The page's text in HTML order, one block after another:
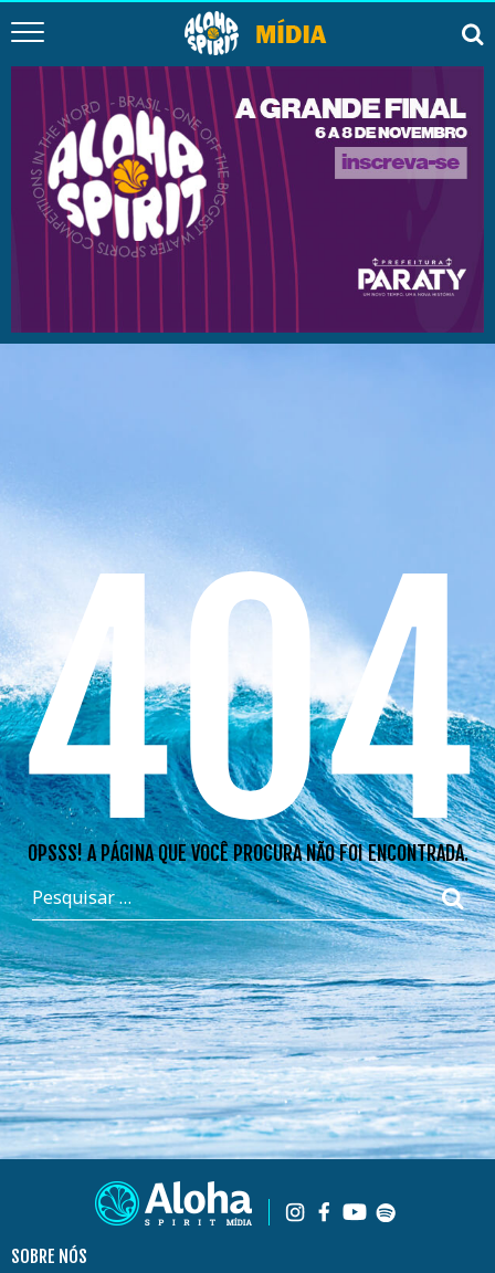
404
OPSSS! A PÁGINA QUE VOCÊ PROCURA NÃO FOI ENCONTRADA.
SOBRE NÓS